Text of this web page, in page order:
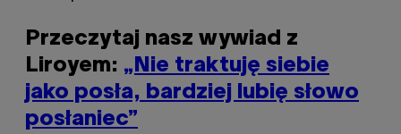
Przeczytaj nasz wywiad z
Liroyem: „Nie traktuję siebie
jako posła, bardziej lubię słowo
posłaniec”